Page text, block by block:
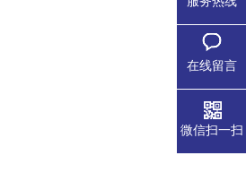
在线留言
微信扫一扫